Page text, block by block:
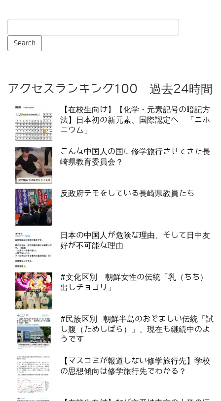
アクセスランキング100 過去24時間
【在校生向け】【化学・元素記号の暗記方
法】日本初の新元素、国際認定へ 「ニホ
ニウム」
こんな中国人の国に修学旅行させてきた長
崎県教育委員会？
反政府デモをしている長崎県教員たち
日本の中国人が危険な理由、そして日中友
好が不可能な理由
#文化区別 朝鮮女性の伝統「乳（ちち）
出しチョゴリ」
#民族区別 朝鮮半島のおぞましい伝統「試
し腹（ためしばら）」、現在も継続中のよ
うです
【マスコミが報道しない修学旅行先】学校
の思想傾向は修学旅行先でわかる？